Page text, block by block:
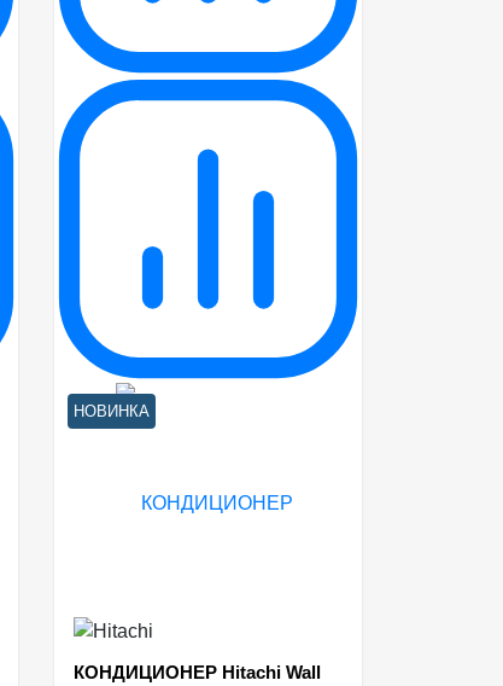
НОВИНКА
КОНДИЦИОНЕР Hitachi Wall